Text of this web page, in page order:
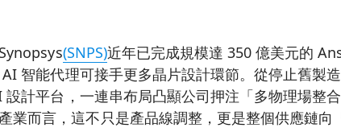
(SNPS)近年已完成規模達 350 億美元的
智能代理可接手更多晶片設計環節。從停止舊製
設計平台，一連串布局凸顯公司押注「多物理場整
業而言，這不只是產品線調整，更是整個供應鏈向